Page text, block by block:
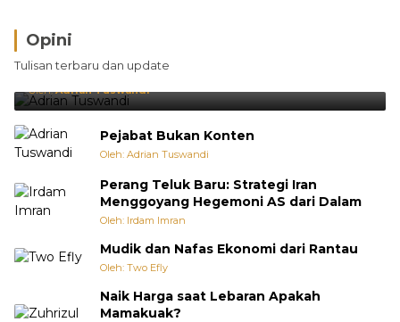
Opini
Tulisan terbaru dan update
Brasil Lebih Diunggulkan, tetapi Jepang Selalu
Punya Cara Membuat Kejutan
Oleh:Adrian Tuswandi
Pejabat Bukan Konten
Oleh: Adrian Tuswandi
Perang Teluk Baru: Strategi Iran
Menggoyang Hegemoni AS dari Dalam
Oleh: Irdam Imran
Mudik dan Nafas Ekonomi dari Rantau
Oleh: Two Efly
Naik Harga saat Lebaran Apakah
Mamakuak?